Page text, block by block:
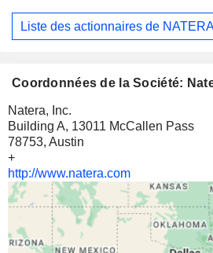
Liste des actionnaires de
Coordonnées de la Société:
Natera, Inc.
Building A, 13011 McCallen Pass
78753, Austin
+
http://www.natera.com